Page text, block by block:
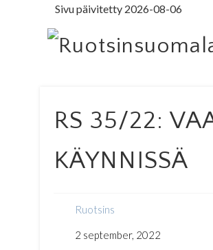
Sivu päivitetty 2026-08-06
ETUSIVU
PÄÄKIRJOITUS
MINNE MENNÄ
ILMOITUSOSASTO
LEHTITILAUS
NETTILEHTI
LEDARE PÅ SVENSKA
YHTEYSTIEDOT
RS 35/22:
KÄYNNISSÄ
Ruotsins
2 september, 2022